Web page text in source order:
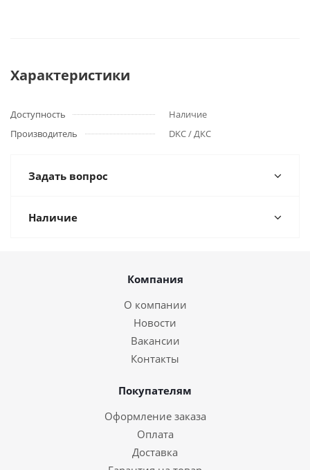
Характеристики
Доступность
Наличие
Производитель
DKC / ДКС
Задать вопрос
Наличие
Компания
О компании
Новости
Вакансии
Контакты
Покупателям
Оформление заказа
Оплата
Доставка